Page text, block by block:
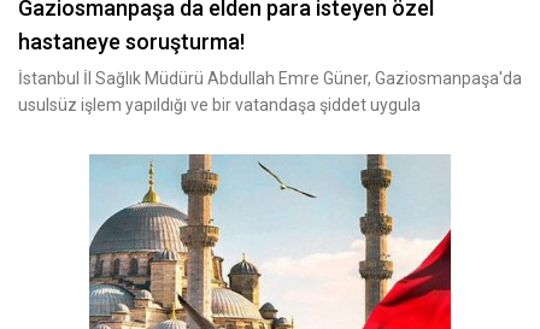
Gaziosmanpaşa da elden para isteyen özel
hastaneye soruşturma!
İstanbul İl Sağlık Müdürü Abdullah Emre Güner, Gaziosmanpaşa'da
usulsüz işlem yapıldığı ve bir vatandaşa şiddet uygula